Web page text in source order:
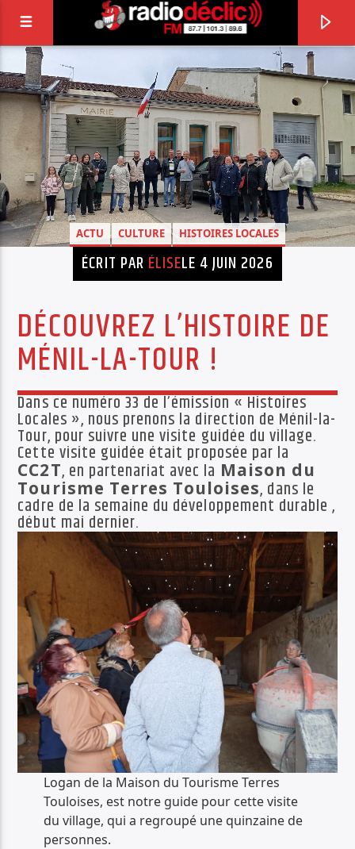
RADIO DÉCLIC
VOTRE RADIO ASSOCIATIVE EN TERRES DE
LORRAINE
PISTE ACTUELLE
ATTENTION
THE RACONTEURS
Radio Déclic
ACTU CULTURE HISTOIRES LOCALES
ÉCRIT PAR ÉLISELE 4 JUIN 2026
DÉCOUVREZ L’HISTOIRE DE
MÉNIL-LA-TOUR !
Dans ce numéro 33 de l’émission « Histoires
Locales », nous prenons la direction de Ménil-la-
Tour, pour suivre une visite guidée du village.
Cette visite guidée était proposée par la
CC2T, en partenariat avec la Maison du
Tourisme Terres Touloises, dans le
cadre de la semaine du développement durable ,
début mai dernier.
Logan de la Maison du Tourisme Terres
Touloises, est notre guide pour cette visite
du village, qui a regroupé une quinzaine de
personnes.